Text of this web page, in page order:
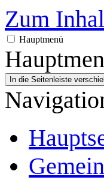
Zum
Hauptmenü
In die Seitenleiste